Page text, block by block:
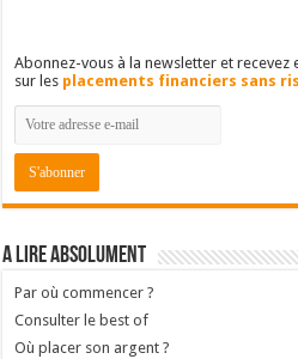
Abonnez-vous à la newsletter et recevez
sur les placements financiers sans
A lire absolument
Par où commencer ?
Consulter le best of
Où placer son argent ?